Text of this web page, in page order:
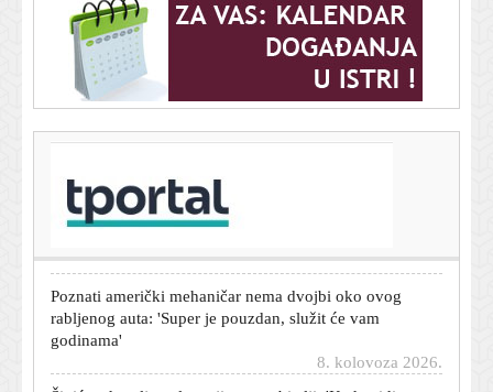
Poznati mehaničar oduševljen ovim rabljenim autom:
'Može trajati gotovo beskonačno'
rabljenog auta: 'Super je pouzdan, služit će vam
godinama'
Šipić zadovoljan ulaganjima za obitelji: 'Kada vidimo